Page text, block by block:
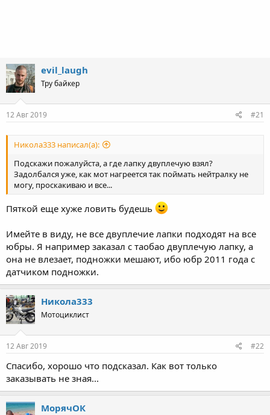
evil_laugh
Тру байкер
12 Авг 2019 #21
Никола333 написал(а):
Подскажи пожалуйста, а где лапку двуплечую взял?
Задолбался уже, как мот нагреется так поймать нейтралку не
могу, проскакиваю и все...
Пяткой еще хуже ловить будешь
Имейте в виду, не все двуплечие лапки подходят на все
юбры. Я например заказал с таобао двуплечую лапку, а
она не влезает, подножки мешают, ибо юбр 2011 года с
датчиком подножки.
Никола333
Мотоциклист
12 Авг 2019 #22
Спасибо, хорошо что подсказал. Как вот только
заказывать не зная...
МорячОК